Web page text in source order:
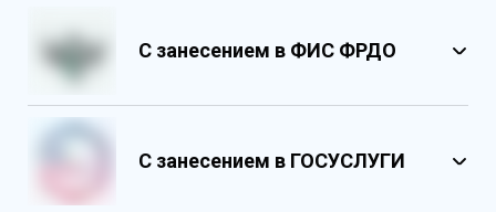
С занесением в ФИС ФРДО
С занесением в ГОСУСЛУГИ